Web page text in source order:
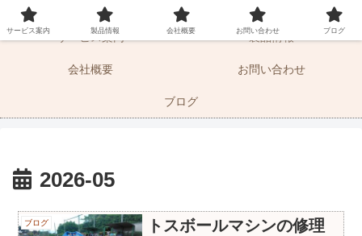
マーケティングサポートとドキュメントの湘南エムエス
サービス案内 製品情報
会社概要 お問い合わせ
ブログ
2026-05
ブログ トスボールマシンの修理
サービス案内 製品情報 会社概要 お問い合わせ ブログ